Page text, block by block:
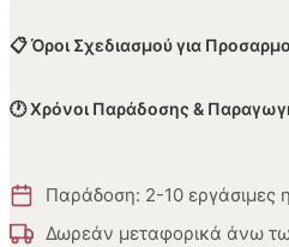
📋 Όροι Σχεδιασμού για
🕐 Χρόνοι Παράδοσης &
Παράδοση: 2-10 εργάσιμες
Δωρεάν μεταφορικά άνω